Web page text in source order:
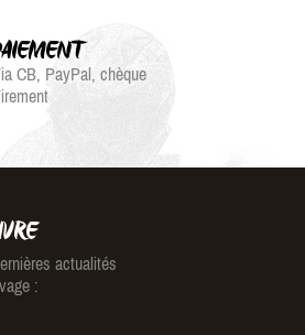
CB, PayPal, chèque
actualités
: